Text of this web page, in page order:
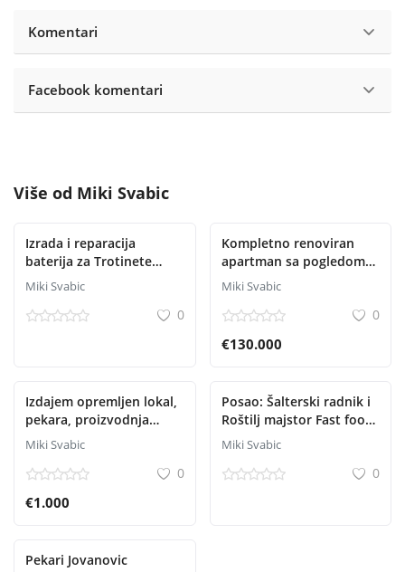
Komentari
Facebook komentari
Više od Miki Svabic
Izrada i reparacija
baterija za Trotinete
Skutere Bicikle Aku alate
Miki Svabic
0
Kompletno renoviran
apartman sa pogledom
na Boku – Krašići (52m²)
Miki Svabic
0
€130.000
Izdajem opremljen lokal,
pekara, proizvodnja
kolača, kuhinja
Miki Svabic
0
€1.000
Posao: Šalterski radnik i
Roštilj majstor Fast food
“*Žar Bulevar*“
Miki Svabic
0
Pekari Jovanovic